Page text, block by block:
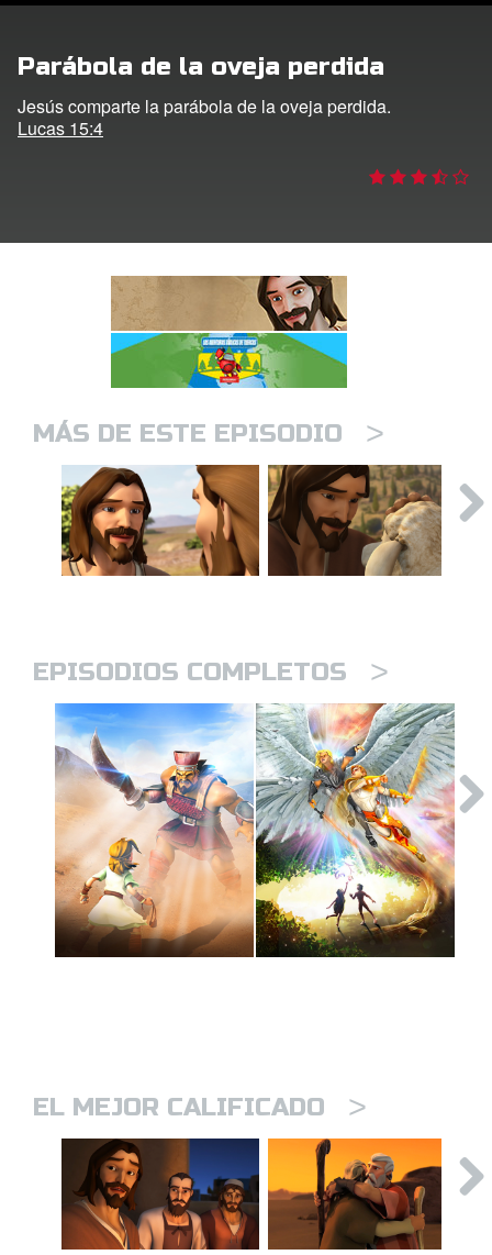
Parábola de la oveja perdida
Jesús comparte la parábola de la oveja perdida.
Lucas 15:4
MÁS DE ESTE EPISODIO >
EPISODIOS COMPLETOS >
EL MEJOR CALIFICADO >